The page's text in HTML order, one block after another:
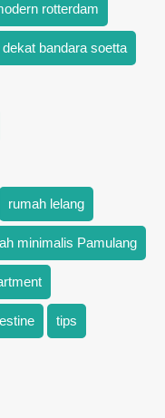
rotterdam
bandara soetta
rumah lelang
minimalis Pamulang
tips